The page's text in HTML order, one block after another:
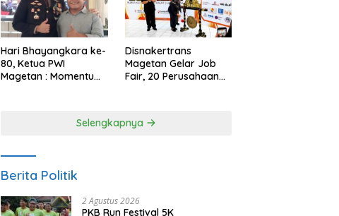
Hari Bhayangkara ke-
80, Ketua PWI
Magetan : Momentum
Disnakertrans
Magetan Gelar Job
Fair, 20 Perusahaan
Selengkapnya
Berita Politik
2 Agustus 2026
PKB Run Festival 5K